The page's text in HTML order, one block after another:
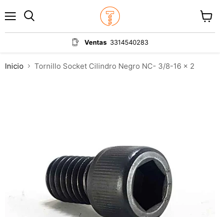
Ventas 3314540283
carrito
Inicio Tornillo Socket Cilindro Negro NC- 3/8-16 x 2